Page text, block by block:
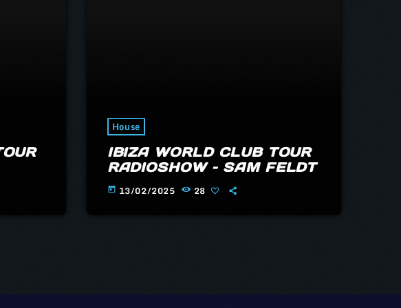
House
IBIZA WORLD CLUB TOUR
RADIOSHOW – SAM FELDT
today 13/02/2025 28